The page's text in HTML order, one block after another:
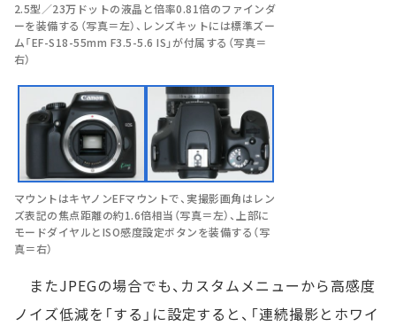
2.5型／23万ドットの液晶と倍率0.81倍のファインダ
ーを装備する（写真＝左）、レンズキットには標準ズー
ム「EF-S18-55mm F3.5-5.6 IS」が付属する（写真＝
右）
マウントはキヤノンEFマウントで、実撮影画角はレン
ズ表記の焦点距離の約1.6倍相当（写真＝左）、上部に
モードダイヤルとISO感度設定ボタンを装備する（写
真＝右）
またJPEGの場合でも、カスタムメニューから高感度
ノイズ低減を「する」に設定すると、「連続撮影とホワイ